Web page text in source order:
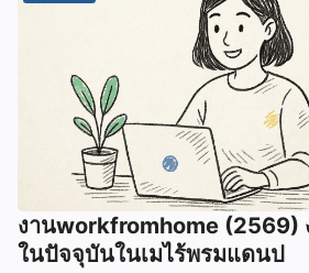
งานworkfromhome (2569)
ในปัจจุบันในเมไร้พรมแดนป